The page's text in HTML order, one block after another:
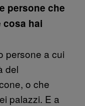
persone che
cosa hai
persone a cui
del
o che
palazzi. E a